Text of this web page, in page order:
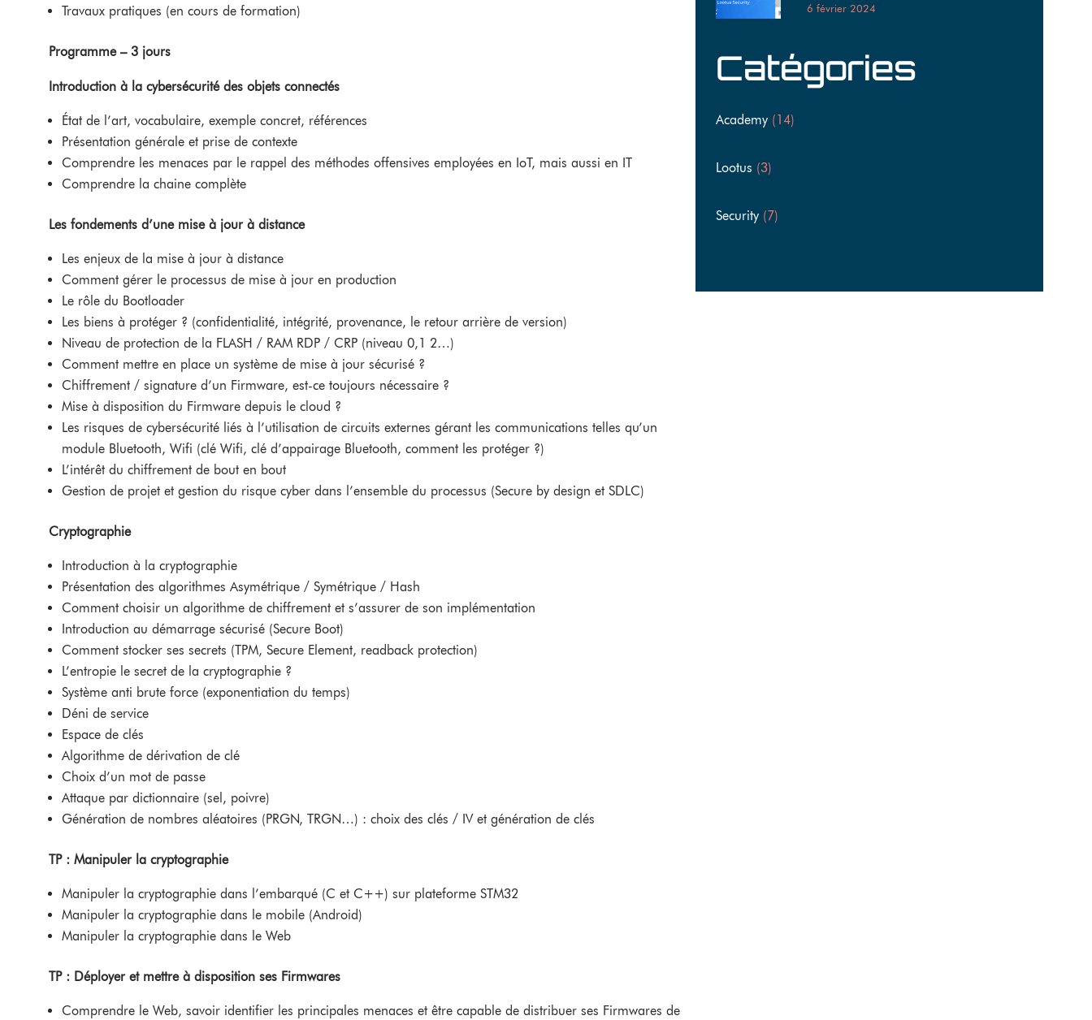
Travaux pratiques (en cours de formation)
Programme – 3 jours
Introduction à la cybersécurité des objets connectés
État de l’art, vocabulaire, exemple concret, références
Présentation générale et prise de contexte
Comprendre les menaces par le rappel des méthodes offensives employées en IoT, mais aussi en IT
Comprendre la chaine complète
Les fondements d’une mise à jour à distance
Les enjeux de la mise à jour à distance
Comment gérer le processus de mise à jour en production
Le rôle du Bootloader
Les biens à protéger ? (confidentialité, intégrité, provenance, le retour arrière de version)
Niveau de protection de la FLASH / RAM RDP / CRP (niveau 0,1 2…)
Comment mettre en place un système de mise à jour sécurisé ?
Chiffrement / signature d’un Firmware, est-ce toujours nécessaire ?
Mise à disposition du Firmware depuis le cloud ?
Les risques de cybersécurité liés à l’utilisation de circuits externes gérant les communications telles qu’un
module Bluetooth, Wifi (clé Wifi, clé d’appairage Bluetooth, comment les protéger ?)
L’intérêt du chiffrement de bout en bout
Gestion de projet et gestion du risque cyber dans l’ensemble du processus (Secure by design et SDLC)
Cryptographie
Introduction à la cryptographie
Présentation des algorithmes Asymétrique / Symétrique / Hash
Comment choisir un algorithme de chiffrement et s’assurer de son implémentation
Introduction au démarrage sécurisé (Secure Boot)
Comment stocker ses secrets (TPM, Secure Element, readback protection)
L’entropie le secret de la cryptographie ?
Système anti brute force (exponentiation du temps)
Déni de service
Espace de clés
Algorithme de dérivation de clé
Choix d’un mot de passe
Attaque par dictionnaire (sel, poivre)
Génération de nombres aléatoires (PRGN, TRGN…) : choix des clés / IV et génération de clés
TP : Manipuler la cryptographie
Manipuler la cryptographie dans l’embarqué (C et C++) sur plateforme STM32
Manipuler la cryptographie dans le mobile (Android)
Manipuler la cryptographie dans le Web
TP : Déployer et mettre à disposition ses Firmwares
Comprendre le Web, savoir identifier les principales menaces et être capable de distribuer ses Firmwares de
6 février 2024
Catégories
Academy(14)
Lootus (3)
Security(7)